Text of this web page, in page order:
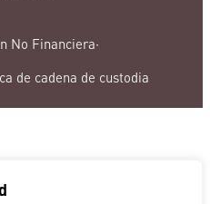
No Financiera·
de cadena de custodia